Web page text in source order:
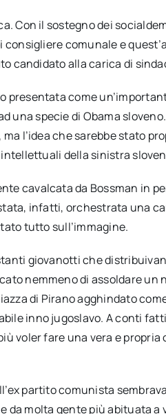
Con il sostegno dei
comunale e
candidato alla carica di
presentata come
una specie di Obama
l’idea che sarebbe stato
della sinistra
cavalcata da Bossman in
infatti, orchestrata una
tutto sull’immagine.
giovanotti che
nemmeno di assoldare
di Pirano agghindato
inno jugoslavo. A conti
voler fare una vera e
partito comunista
da molta gente più abituata